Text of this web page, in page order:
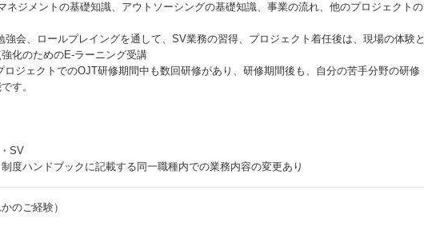
ネジメントの基礎知識、アウトソーシングの基礎知識、事業の流れ、他のプロジェクトの
会、ロールプレイングを通して、SV業務の習得、プロジェクト着任後は、現場の体験と
化のためのE-ラーニング受講
ジェクトでのOJT研修期間中も数回研修があり、研修期間後も、自分の苦手分野の研修
す。
SV
度ハンドブックに記載する同一職種内での業務内容の変更あり
のご経験）